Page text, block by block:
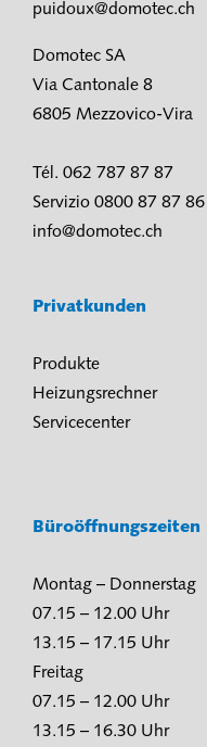
puidoux@domotec.ch
Domotec SA
Via Cantonale 8
6805 Mezzovico-Vira
Tél. 062 787 87 87
Servizio 0800 87 87 86
info@domotec.ch
Privatkunden
Produkte
Heizungsrechner
Servicecenter
Büroöffnungszeiten
Montag – Donnerstag
07.15 – 12.00 Uhr
13.15 – 17.15 Uhr
Freitag
07.15 – 12.00 Uhr
13.15 – 16.30 Uhr